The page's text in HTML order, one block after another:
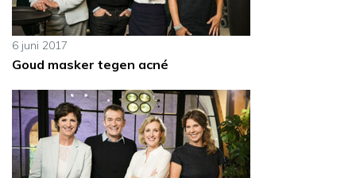
6 juni 2017
Goud masker tegen acné